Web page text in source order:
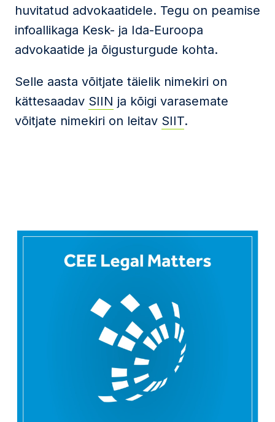
huvitatud advokaatidele. Tegu on peamise
infoallikaga Kesk- ja Ida-Euroopa
advokaatide ja õigusturgude kohta.
Selle aasta võitjate täielik nimekiri on
kättesaadav SIIN ja kõigi varasemate
võitjate nimekiri on leitav SIIT.